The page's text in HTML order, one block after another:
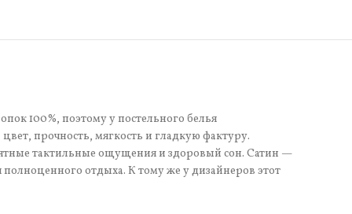
100%, поэтому у постельного белья
прочность, мягкость и гладкую фактуру.
тактильные ощущения и здоровый сон. Сатин —
отдыха. К тому же у дизайнеров этот